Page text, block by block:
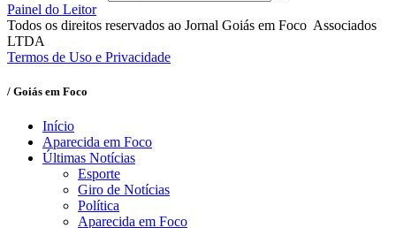
Painel do Leitor
Todos os direitos reservados ao Jornal Goiás em Foco Associados
LTDA
Termos de Uso e Privacidade
/ Goiás em Foco
Início
Aparecida em Foco
Últimas Notícias
Esporte
Giro de Notícias
Política
Aparecida em Foco